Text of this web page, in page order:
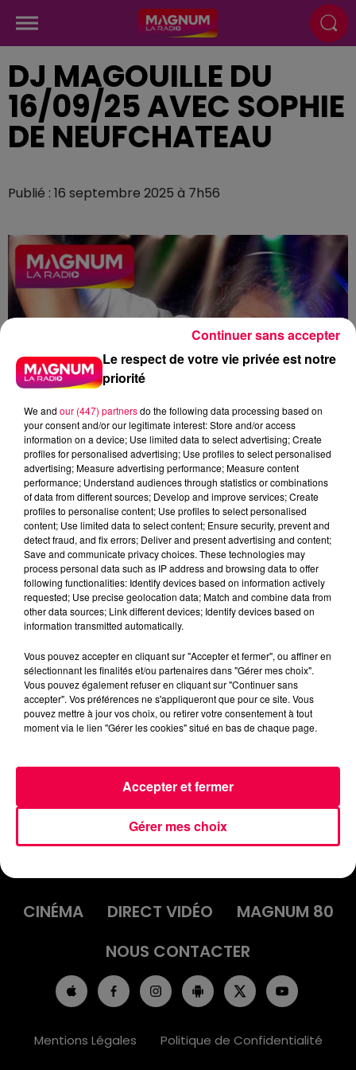
DJ MAGOUILLE DU
16/09/25 AVEC SOPHIE
DE NEUFCHATEAU
Publié : 16 septembre 2025 à 7h56
podcasts/2025/09/djmag160925.mp3
DJ MAGOUILLE DU 16/09/25 AVEC
SOPHIE DE NEUFCHATEAU
INFOS
EMISSIONS
CINÉMA
DIRECT VIDÉO
MAGNUM 80
NOUS CONTACTER
Mentions Légales Politique de Confidentialité
Le respect de votre vie privée est notre
priorité
We and our (447) partnersdo the following data processing based on
your consent and/or our legitimate interest: Store and/or access
information on a device; Use limited data to select advertising; Create
profiles for personalised advertising; Use profiles to select personalised
advertising; Measure advertising performance; Measure content
performance; Understand audiences through statistics or combinations
of data from different sources; Develop and improve services; Create
profiles to personalise content; Use profiles to select personalised
content; Use limited data to select content; Ensure security, prevent and
detect fraud, and fix errors; Deliver and present advertising and content;
Save and communicate privacy choices. These technologies may
process personal data such as IP address and browsing data to offer
following functionalities: Identify devices based on information actively
requested; Use precise geolocation data; Match and combine data from
other data sources; Link different devices; Identify devices based on
information transmitted automatically.
Vous pouvez accepter en cliquant sur "Accepter et fermer", ou affiner en
sélectionnant les finalités et/ou partenaires dans "Gérer mes choix".
Vous pouvez également refuser en cliquant sur "Continuer sans
accepter". Vos préférences ne s'appliqueront que pour ce site. Vous
pouvez mettre à jour vos choix, ou retirer votre consentement à tout
moment via le lien "Gérer les cookies" situé en bas de chaque page.
Gérer mes choix
Accepter et fermer
Continuer sans accepter